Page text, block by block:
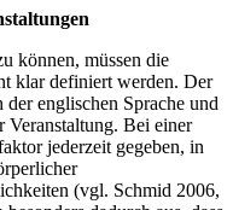
können, müssen die
klar definiert werden. Der
englischen Sprache und
Bei einer
jederzeit gegeben, in
(vgl. Schmid 2006,